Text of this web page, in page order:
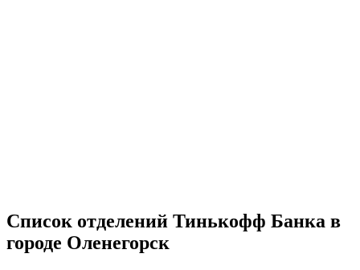
Список отделений Тинькофф Банка в
городе Оленегорск